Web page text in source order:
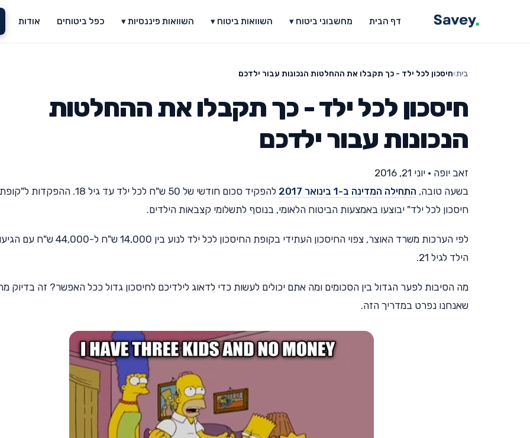
דף הבית מחשבוני ביטוח ▾ השוואות ביטוח ▾ השוואות פיננסיות ▾ כפל ביטוחים אודות
בית›חיסכון לכל ילד - כך תקבלו את ההחלטות הנכונות עבור ילדכם
חיסכון לכל ילד - כך תקבלו את ההחלטות
הנכונות עבור ילדכם
זאב יופה • יוני 21, 2016
בשעה טובה, התחילה המדינה ב-1 בינואר 2017
להפקיד סכום חודשי של 50 ש"ח לכל ילד עד גיל 18. ההפקדות ל"קופת
חיסכון לכל ילד" יבוצעו באמצעות הביטוח הלאומי, בנוסף לתשלומי קצבאות הילדים.
לפי הערכות משרד האוצר, צפוי החיסכון העתידי בקופת החיסכון לכל ילד לנוע בין 14,000
הילד לגיל 21.
מה הסיבות לפער הגדול בין הסכומים ומה אתם יכולים לעשות כדי לדאוג לילדיכם לחיסכון גדול ככל האפשר? זה בדיוק
שאנחנו נפרט במדריך הזה.